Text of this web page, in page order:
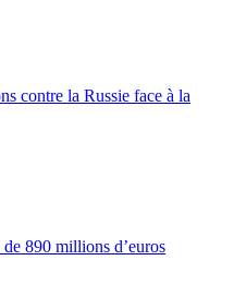
contre la Russie face à la
890 millions d’euros